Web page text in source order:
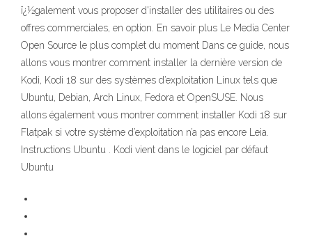
ï¿½galement vous proposer d'installer des utilitaires ou des
offres commerciales, en option. En savoir plus Le Media Center
Open Source le plus complet du moment Dans ce guide, nous
allons vous montrer comment installer la dernière version de
Kodi, Kodi 18 sur des systèmes d’exploitation Linux tels que
Ubuntu, Debian, Arch Linux, Fedora et OpenSUSE. Nous
allons également vous montrer comment installer Kodi 18 sur
Flatpak si votre système d’exploitation n’a pas encore Leia.
Instructions Ubuntu . Kodi vient dans le logiciel par défaut
Ubuntu